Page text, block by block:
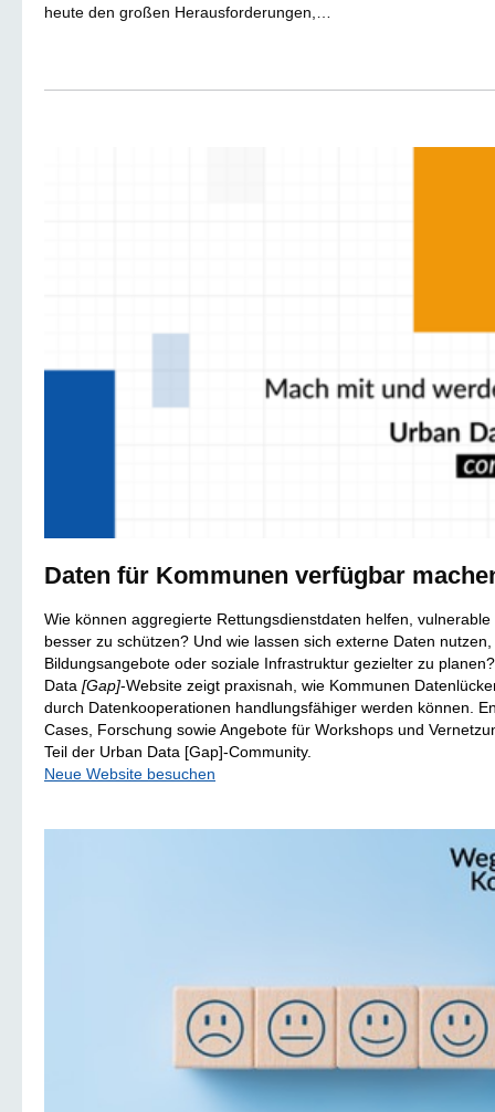
heute den großen Herausforderungen,…
Daten für Kommunen verfügbar
Wie können aggregierte Rettungsdienstdaten helfen,
besser zu schützen? Und wie lassen sich externe Daten
Bildungsangebote oder soziale Infrastruktur gezielter zu
Data [Gap]-Website zeigt praxisnah, wie Kommunen
durch Datenkooperationen handlungsfähiger werden können.
Cases, Forschung sowie Angebote für Workshops und
Teil der Urban Data [Gap]-Community.
Neue Website besuchen